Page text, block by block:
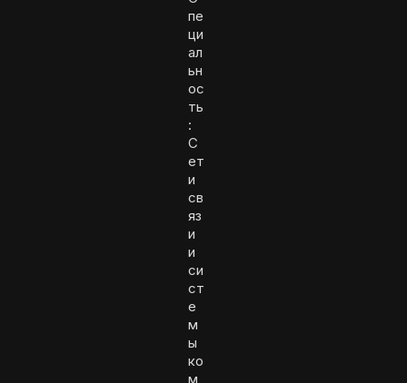
пе
ци
ал
ьн
ос
ть
:
С
ет
и
св
яз
и
и
си
ст
е
м
ы
ко
м